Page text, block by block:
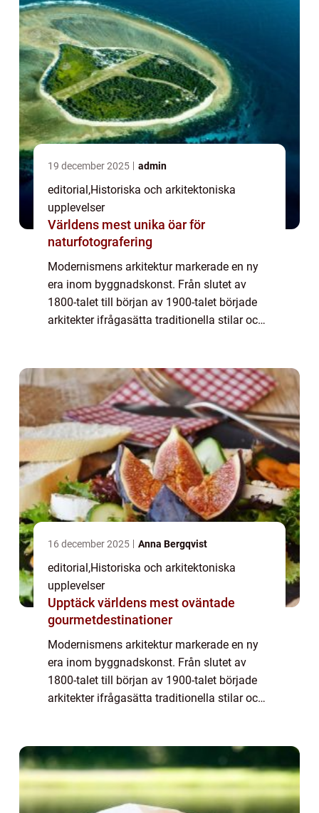
19 december 2025 admin
editorial,Historiska och arkitektoniska
upplevelser
Världens mest unika öar för
naturfotografering
Modernismens arkitektur markerade en ny
era inom byggnadskonst. Från slutet av
1800-talet till början av 1900-talet började
arkitekter ifrågasätta traditionella stilar och i
16 december 2025 Anna Bergqvist
editorial,Historiska och arkitektoniska
upplevelser
Upptäck världens mest oväntade
gourmetdestinationer
Modernismens arkitektur markerade en ny
era inom byggnadskonst. Från slutet av
1800-talet till början av 1900-talet började
arkitekter ifrågasätta traditionella stilar och i